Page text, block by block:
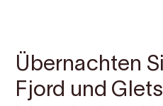
Übernachten
Fjord und